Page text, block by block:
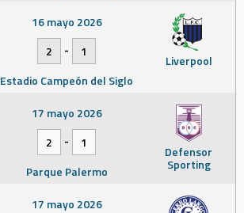
Liverpool
16 mayo 2026
2
-
1
Estadio Campeón del Siglo
Defensor
Sporting
17 mayo 2026
2
-
1
Parque Palermo
17 mayo 2026